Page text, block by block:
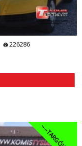
226286